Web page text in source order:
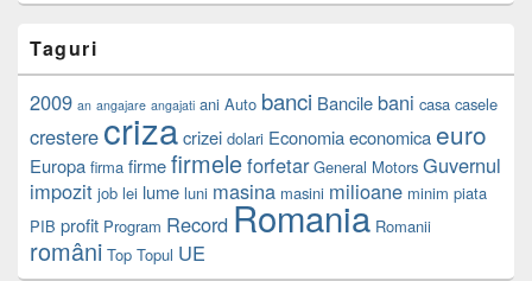
Taguri
2009 an angajare angajati ani Auto banci Bancilebani casa casele
crestere crizacrizei dolari Economiaeconomicaeuro
Europa firma firmefirmeleforfetar General Motors Guvernul
impozit job lei lume luni masina masini milioane minim piata
PIB profit Program Record Romania Romanii
români Top Topul UE